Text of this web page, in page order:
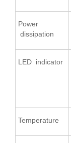
Power
dissipation
LED indicator
Temperature